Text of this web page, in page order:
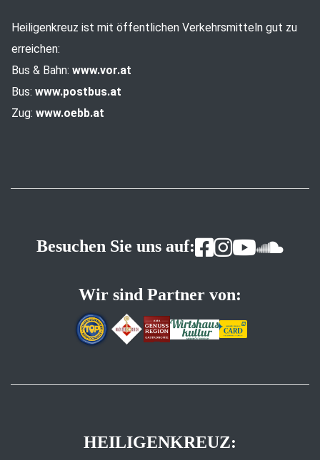
Heiligenkreuz ist mit öffentlichen Verkehrsmitteln gut zu
erreichen:
Bus & Bahn: www.vor.at
Bus: www.postbus.at
Zug: www.oebb.at
Besuchen Sie uns auf:
Wir sind Partner von:
HEILIGENKREUZ: